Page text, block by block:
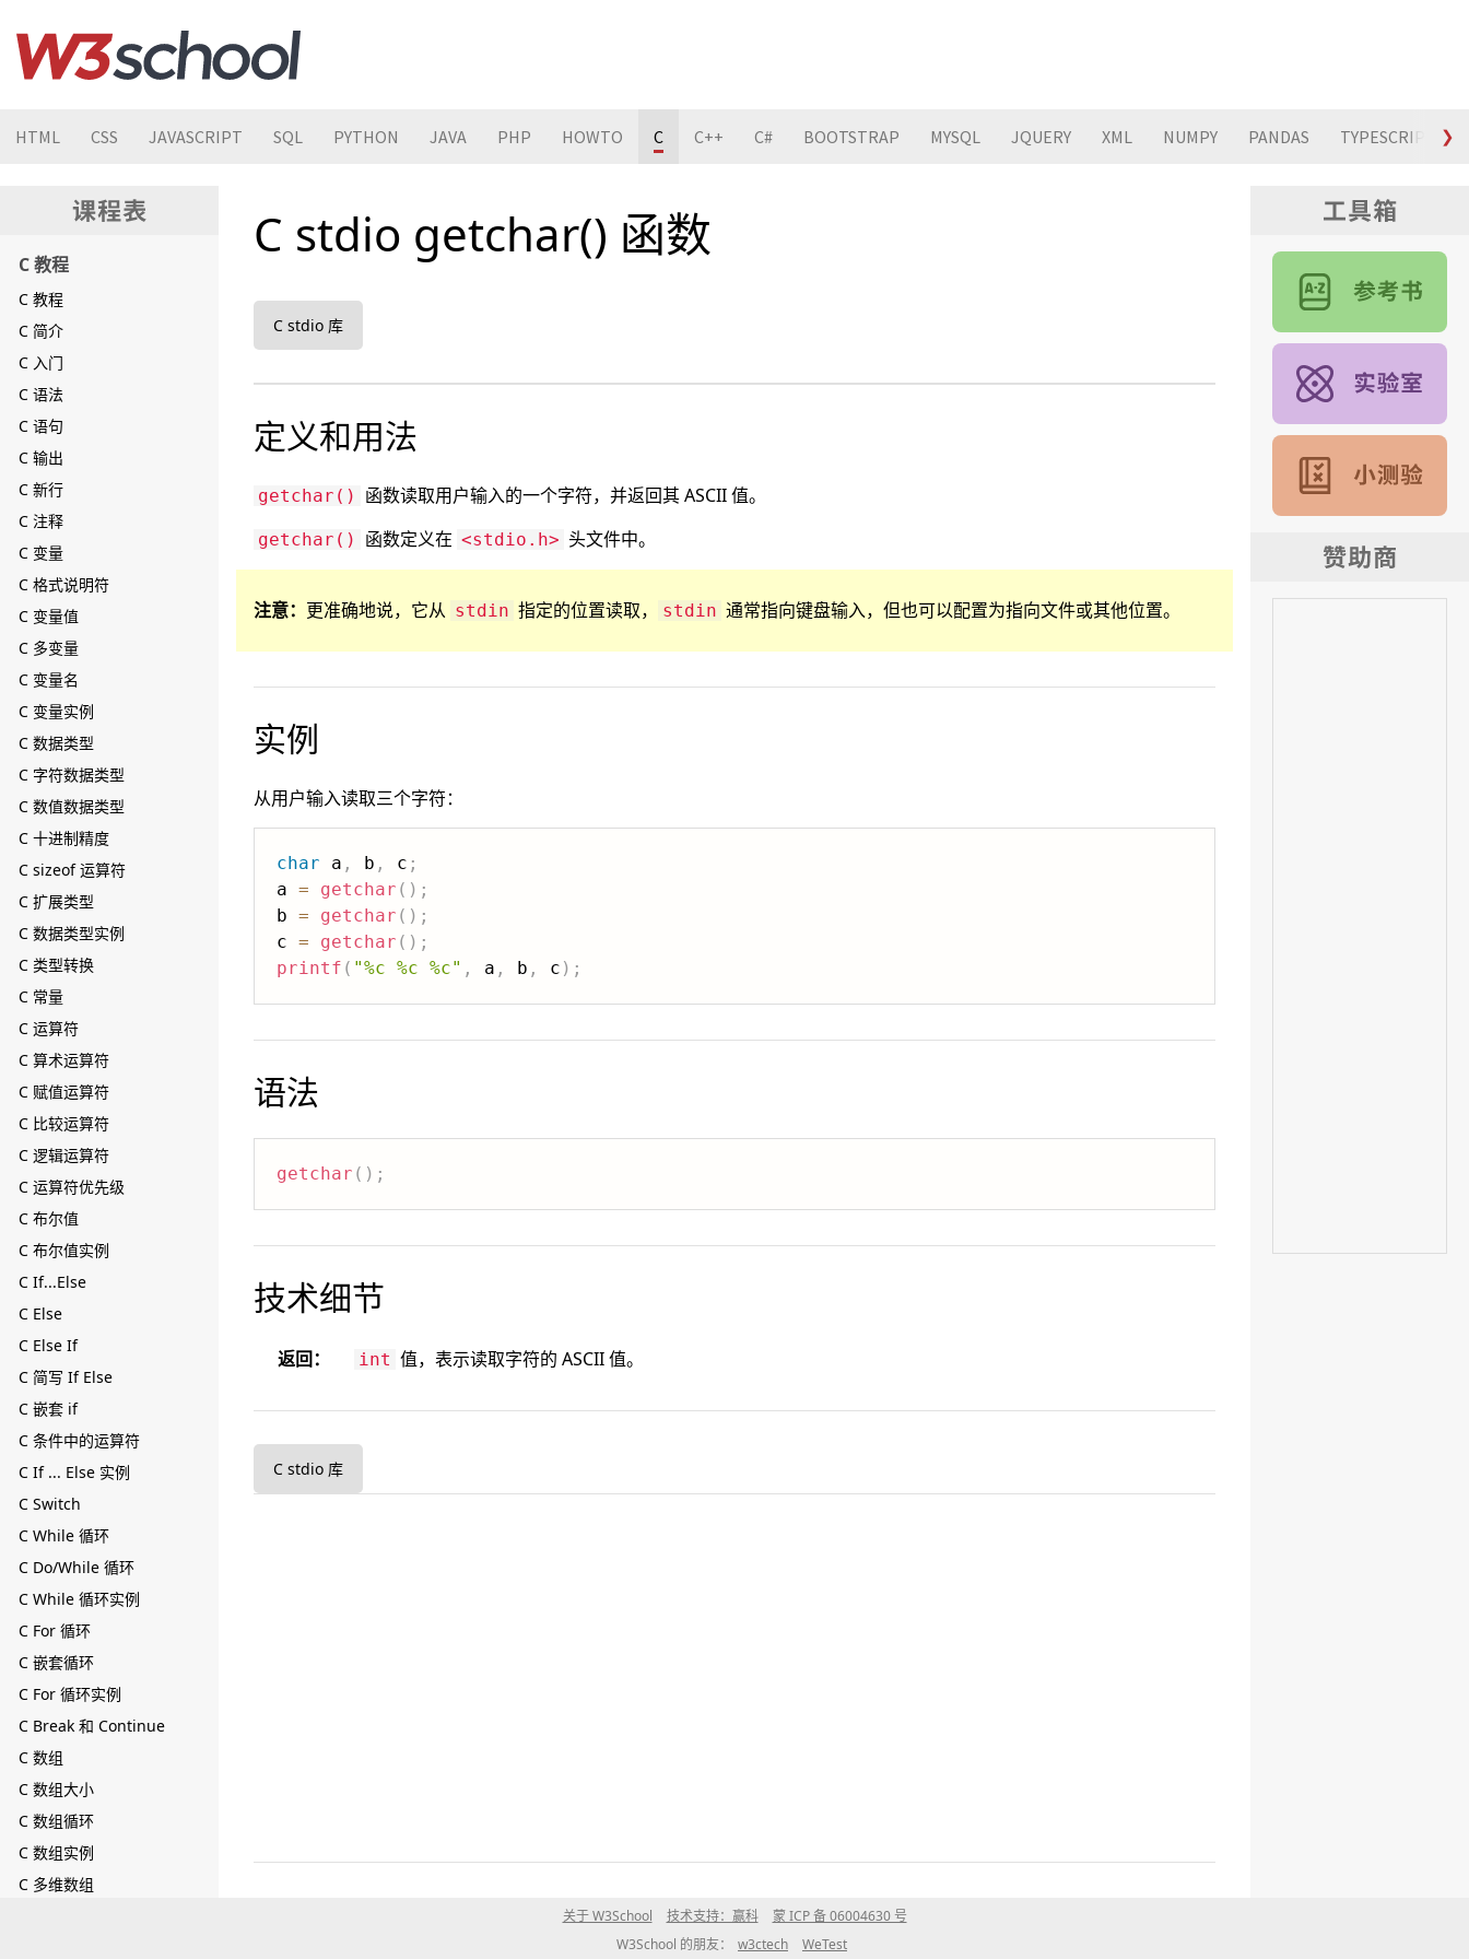
HTML CSS JAVASCRIPT SQL PYTHON JAVA PHP HOWTO C C++ C# BOOTSTRAP MYSQL JQUERY XML NUMPY PANDAS TYPESCRIPT ❯
C 教程
C 教程
C 简介
C 入门
C 语法
C 语句
C 输出
C 新行
C 注释
C 变量
C 格式说明符
C 变量值
C 多变量
C 变量名
C 变量实例
C 数据类型
C 字符数据类型
C 数值数据类型
C 十进制精度
C sizeof 运算符
C 扩展类型
C 数据类型实例
C 类型转换
C 常量
C 运算符
C 算术运算符
C 赋值运算符
C 比较运算符
C 逻辑运算符
C 运算符优先级
C 布尔值
C 布尔值实例
C If...Else
C Else
C Else If
C 简写 If Else
C 嵌套 if
C 条件中的运算符
C If ... Else 实例
C Switch
C While 循环
C Do/While 循环
C While 循环实例
C For 循环
C 嵌套循环
C For 循环实例
C Break 和 Continue
C 数组
C 数组大小
C 数组循环
C 数组实例
C 多维数组
C stdio getchar() 函数
C stdio 库
定义和用法
getchar() 函数读取用户输入的一个字符，并返回其 ASCII 值。
getchar() 函数定义在 <stdio.h> 头文件中。
注意： 更准确地说，它从 stdin 指定的位置读取， stdin 通常指向键盘输入，但也可以配置为指向文件或其他位置。
实例
从用户输入读取三个字符：
char a , b , c ;
a = getchar ( ) ;
b = getchar ( ) ;
c = getchar ( ) ;
printf ( "%c %c %c" , a , b , c ) ;
语法
getchar ( ) ;
技术细节
返回： int 值，表示读取字符的 ASCII 值。
C stdio 库
关于 W3School 技术支持：赢科
蒙 ICP 备 06004630 号
W3School 的朋友：
w3ctech WeTest